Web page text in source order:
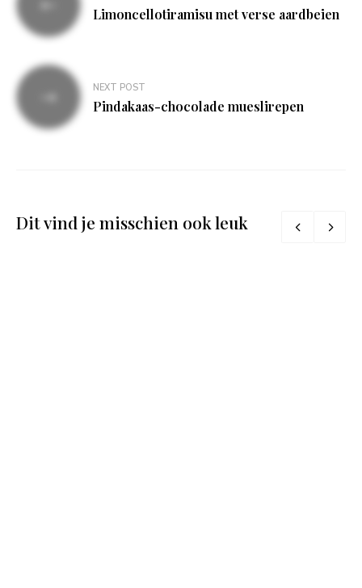
navigatieLimoncellotiramisu met verse aardbeien
NEXT POST
Pindakaas-chocolade mueslirepen
Dit vind je misschien ook leuk